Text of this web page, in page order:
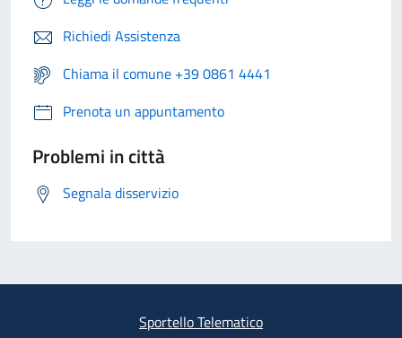
Richiedi Assistenza
Chiama il comune +39 0861 4441
Prenota un appuntamento
Problemi in città
Segnala disservizio
Sportello Telematico